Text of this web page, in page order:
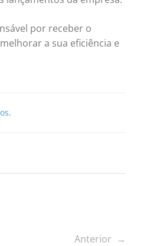
por receber o
a sua eficiência e
.
Anterior →